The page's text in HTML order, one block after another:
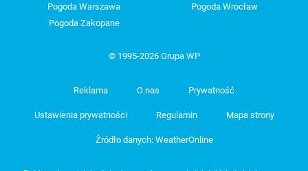
Pogoda Warszawa
Pogoda Wrocław
Pogoda Zakopane
© 1995-2026 Grupa WP
Reklama O nas Prywatność
Ustawienia prywatności Regulamin Mapa strony
Źródło danych: WeatherOnline